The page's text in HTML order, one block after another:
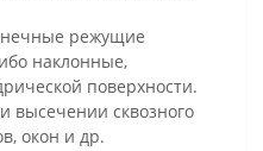
режущие
наклонные,
поверхности.
высечении сквозного
окон и др.